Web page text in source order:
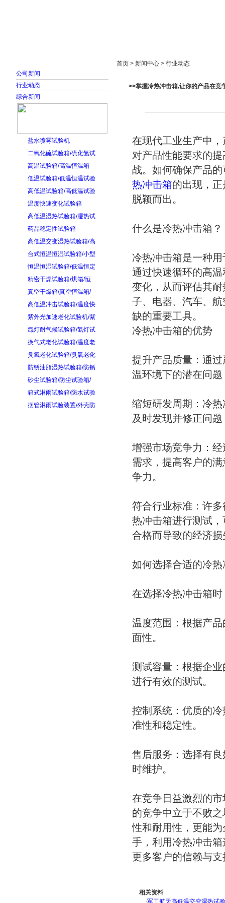
公司新闻
行业动态
综合新闻
盐水喷雾试验机
二氧化硫试验箱/硫化氢试
高温试验箱/高温恒温箱
低温试验箱/低温恒温试验
高低温试验箱/高低温试验
温度快速变化试验箱
高低温湿热试验箱/湿热试
药品稳定性试验箱
高低温交变湿热试验箱/高
台式恒温恒湿试验箱/小型
恒温恒湿试验箱/低温恒定
精密干燥试验箱/烘箱/恒
真空干燥箱/真空恒温箱/
高低温冲击试验箱/温度快
紫外光加速老化试验机/紫
氙灯耐气候试验箱/氙灯试
换气式老化试验箱/温度老
臭氧老化试验箱/臭氧老化
防锈油脂湿热试验箱/防锈
砂尘试验箱/防尘试验箱/
箱式淋雨试验箱/防水试验
摆管淋雨试验装置/外壳防
首页 > 新闻中心 > 行业动态
>>掌握冷热冲击箱,让你的产品在竞
在现代工业生产中
对产品性能要求的
战。如何确保产品
热冲击箱的出现，
脱颖而出。
什么是冷热冲击箱？
冷热冲击箱是一种
通过快速循环的高
变化，从而评估其
子、电器、汽车、
缺的重要工具。
冷热冲击箱的优势
提升产品质量：通
温环境下的潜在问
缩短研发周期：冷
及时发现并修正问
增强市场竞争力：
需求，提高客户的
争力。
符合行业标准：许
热冲击箱进行测试
合格而导致的经济损
如何选择合适的冷
在选择冷热冲击箱
温度范围：根据产
面性。
测试容量：根据企
进行有效的测试。
控制系统：优质的
准性和稳定性。
售后服务：选择有
时维护。
在竞争日益激烈的
的竞争中立于不败
性和耐用性，更能
手，利用冷热冲击
更多客户的信赖与支
相关资料
·军工航天高低温交变湿热试